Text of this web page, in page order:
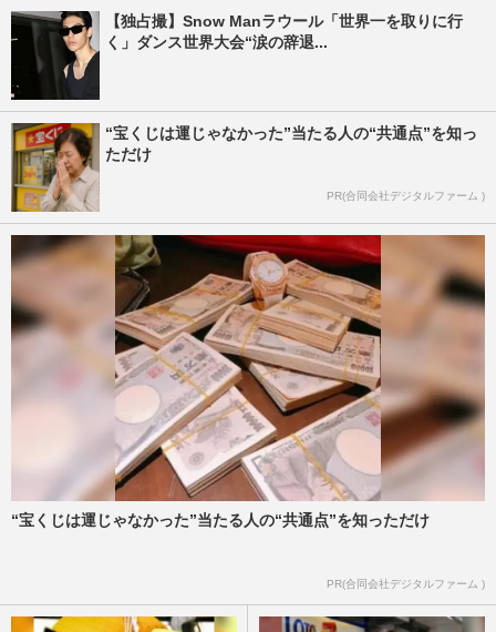
【独占撮】Snow Manラウール「世界一を取りに行
く」ダンス世界大会“涙の辞退...
“宝くじは運じゃなかった”当たる人の“共通点”を知っ
ただけ
PR(合同会社デジタルファーム )
“宝くじは運じゃなかった”当たる人の“共通点”を知っただけ
PR(合同会社デジタルファーム )